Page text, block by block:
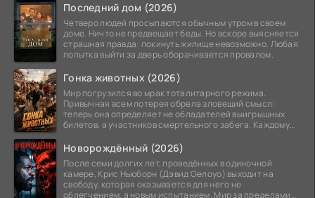
Последний дом (2026)
Четверо людей просыпаются обычным утром в своем
доме. Ничто не предвещает беды. Но вскоре выясняется
страшная правда: покинуть жилище невозможно. Любая
попытка выйти за дверь оборачивается провалом.
Гонка животных (2026)
Мир погрузился во мрак тоталитарного режима.
Привычная всем лотерея обрела зловещий смысл:
теперь она определяет не обладателей выигрышных
билетов, а участников смертельного забега. Каждому
Новорождённый (2026)
После семи долгих лет, проведённых в одиночной
камере, Крис Ньюборн (Дэвид Оелоуо) выходит на
свободу, которая оказывается для него не
облегчением, а новым испытанием. Мир за пределами